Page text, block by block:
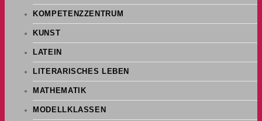
KOMPETENZZENTRUM
KUNST
LATEIN
LITERARISCHES LEBEN
MATHEMATIK
MODELLKLASSEN